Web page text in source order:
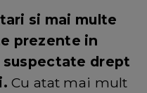
si mai multe
prezente in
drept
Cu atat mai mult